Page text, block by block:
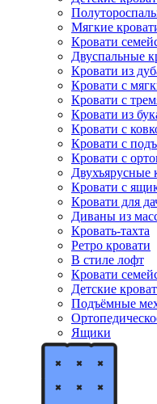
Мягкие
Кровати
Двуспальные
Кровати из
Кровати с
Кровати с
Кровати из
Кровати с
Кровати с
Кровати с
Двухъярусные
Кровати с
Кровати для
Диваны из
Кровать-тахта
Ретро кровати
В стиле лофт
Кровати
Детские
Подъёмные
Ящики